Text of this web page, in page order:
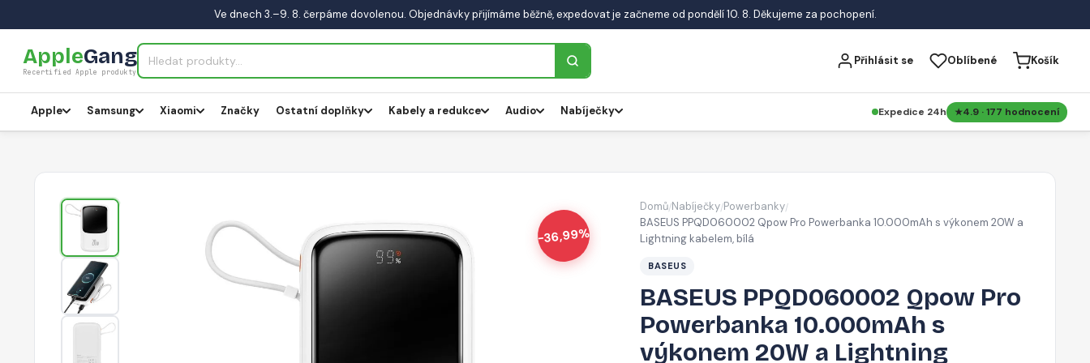
Ve dnech 3.–9. 8. čerpáme dovolenou. Objednávky přijímáme běžně, expedovat je začneme od pondělí 10. 8. Děkujeme za pochopení.
AppleGang
Recertified Apple produkty
Přihlásit se Oblíbené Košík
Apple Samsung Xiaomi Značky Ostatní doplňky Kabely a redukce Audio Nabíječky Expedice 24h 4.9 · 177 hodnocení
-36,99%
Domů/Nabíječky/Powerbanky/
BASEUS PPQD060002 Qpow Pro Powerbanka 10.000mAh s výkonem 20W a
Lightning kabelem, bílá
BASEUS
BASEUS PPQD060002 Qpow Pro
Powerbanka 10.000mAh s
výkonem 20W a Lightning